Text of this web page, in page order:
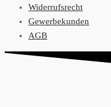
Widerrufsrecht
Gewerbekunden
AGB